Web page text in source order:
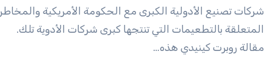
شركات تصنيع الأدولية الكبرى مع الحكومة الأمريكية والمخاطر
المتعلقة بالتطعيمات التي تنتجها كبرى شركات الأدوية تلك.
مقالة روبرت كينيدي هذه…